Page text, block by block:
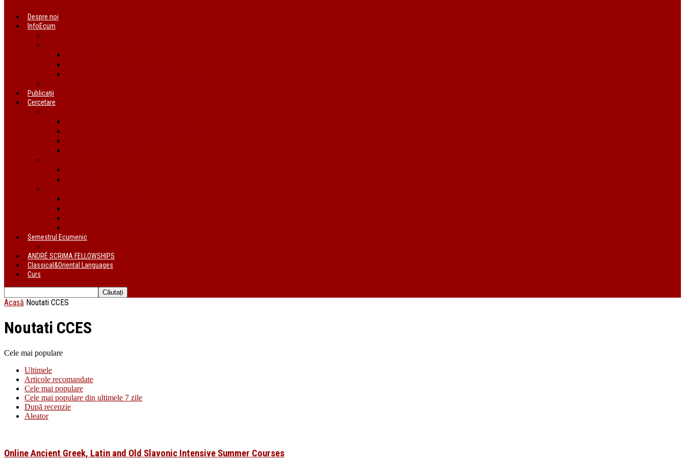
Despre noi
InfoEcum
Publicații
Cercetare
Semestrul Ecumenic
ANDRÉ SCRIMA FELLOWSHIPS
Classical&Oriental Languages
Curs
Acasă Noutati CCES
Noutati CCES
Cele mai populare
Ultimele
Articole recomandate
Cele mai populare
Cele mai populare din ultimele 7 zile
După recenzie
Aleator
Online Ancient Greek, Latin and Old Slavonic Intensive Summer Courses